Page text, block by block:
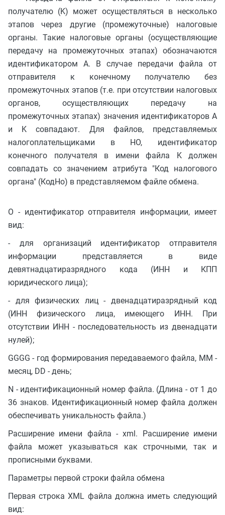
получателю (K) может осуществляться в несколько
этапов через другие (промежуточные) налоговые
органы. Такие налоговые органы (осуществляющие
передачу на промежуточных этапах) обозначаются
идентификатором A. В случае передачи файла от
отправителя к конечному получателю без
промежуточных этапов (т.е. при отсутствии налоговых
органов, осуществляющих передачу на
промежуточных этапах) значения идентификаторов A
и K совпадают. Для файлов, представляемых
налогоплательщиками в НО, идентификатор
конечного получателя в имени файла K должен
совпадать со значением атрибута "Код налогового
органа" (КодНо) в представляемом файле обмена.
O - идентификатор отправителя информации, имеет
вид:
- для организаций идентификатор отправителя
информации представляется в виде
девятнадцатиразрядного кода (ИНН и КПП
юридического лица);
- для физических лиц - двенадцатиразрядный код
(ИНН физического лица, имеющего ИНН. При
отсутствии ИНН - последовательность из двенадцати
нулей);
GGGG - год формирования передаваемого файла, MM -
месяц, DD - день;
N - идентификационный номер файла. (Длина - от 1 до
36 знаков. Идентификационный номер файла должен
обеспечивать уникальность файла.)
Расширение имени файла - xml. Расширение имени
файла может указываться как строчными, так и
прописными буквами.
Параметры первой строки файла обмена
Первая строка XML файла должна иметь следующий
вид: